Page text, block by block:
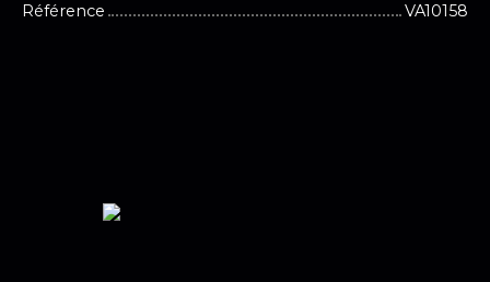
Référence
VA10158